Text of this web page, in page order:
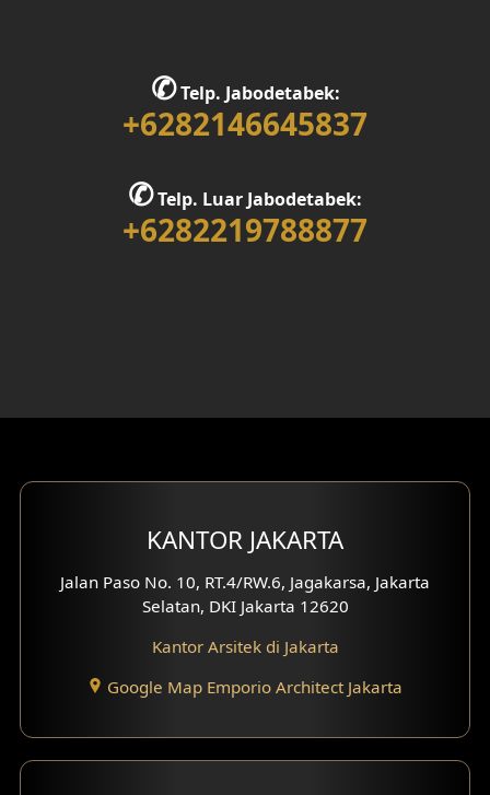
✆Telp. Jabodetabek:
+6282146645837
✆Telp. Luar Jabodetabek:
+6282219788877
KANTOR JAKARTA
Jalan Paso No. 10, RT.4/RW.6, Jagakarsa, Jakarta
Selatan, DKI Jakarta 12620
Kantor Arsitek di Jakarta
Google Map Emporio Architect Jakarta